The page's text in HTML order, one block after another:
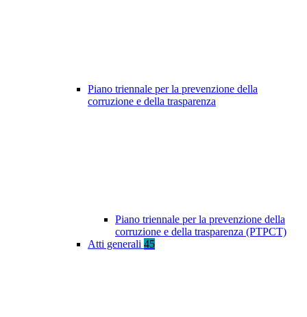
Piano triennale per la prevenzione della
corruzione e della trasparenza
Piano triennale per la prevenzione della
corruzione e della trasparenza (PTPCT)
Atti generali 45